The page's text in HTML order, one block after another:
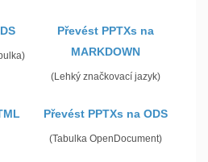
Převést PPTXs na
MARKDOWN
(Lehký značkovací jazyk)
Převést PPTXs na ODS
(Tabulka OpenDocument)